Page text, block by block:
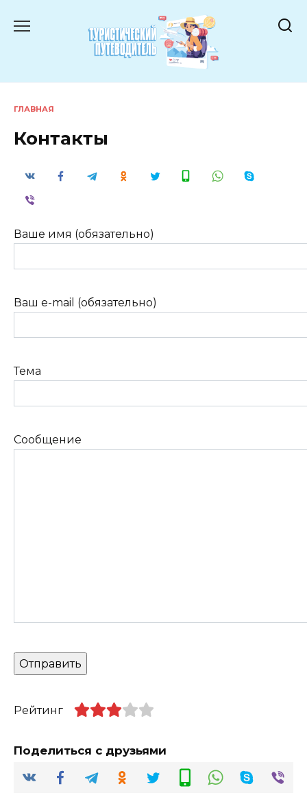
ГЛАВНАЯ
Контакты
Ваше имя (обязательно)
Ваш e-mail (обязательно)
Тема
Сообщение
Рейтинг
Поделиться с друзьями